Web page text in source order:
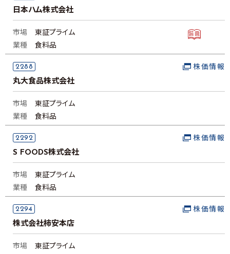
日本ハム株式会社
市場
東証プライム
業種
食料品
2288
丸大食品株式会社
株価情報
市場
東証プライム
業種
食料品
2292
S FOODS株式会社
株価情報
市場
東証プライム
業種
食料品
2294
株式会社柿安本店
株価情報
市場
東証プライム